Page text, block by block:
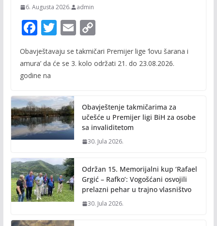
6. Augusta 2026. admin
F
ac
e
b
o
k
T
itt
E
m
ai
C
o
p
n
k
Obavještavaju se takmičari Premijer lige ‘lovu šarana i
amura’ da će se 3. kolo održati 21. do 23.08.2026.
godine na
Obavještenje takmičarima za
učešće u Premijer ligi BiH za osobe
sa invaliditetom
30. Jula 2026.
Održan 15. Memorijalni kup ‘Rafael
Grgić – Rafko’: Vogošćani osvojili
prelazni pehar u trajno vlasništvo
30. Jula 2026.